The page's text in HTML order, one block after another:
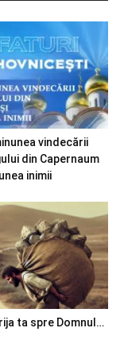
vindecării
din Capernaum
inimii
ta spre Domnul…